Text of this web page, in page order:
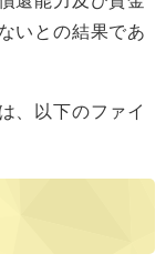
いとの結果であ
、以下のファイ